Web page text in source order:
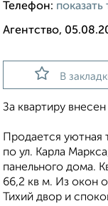
Телефон:
Агентство,
В
За квартиру
Продается уютная
по ул. Карла
панельного дома.
66,2 кв м. Из окон
Тихий двор и